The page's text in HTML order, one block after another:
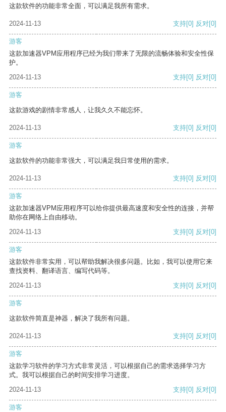
这款软件的功能非常全面，可以满足我所有需求。
2024-11-13 支持[0] 反对[0]
游客
这款加速器VPM应用程序已经为我们带来了无限的流畅体验和安全性保
护。
2024-11-13
支持[0] 反对[0]
游客
这款游戏的剧情非常感人，让我久久不能忘怀。
2024-11-13 支持[0] 反对[0]
游客
这款软件的功能非常强大，可以满足我日常使用的需求。
2024-11-13 支持[0] 反对[0]
游客
这款加速器VPM应用程序可以给你提供最高速度和安全性的连接，并帮
助你在网络上自由移动。
2024-11-13
支持[0] 反对[0]
游客
这款软件非常实用，可以帮助我解决很多问题。比如，我可以使用它来
查找资料、翻译语言、编写代码等。
2024-11-13
支持[0] 反对[0]
游客
这款软件简直是神器，解决了我所有问题。
2024-11-13 支持[0] 反对[0]
游客
这款学习软件的学习方式非常灵活，可以根据自己的需求选择学习方
式。我可以根据自己的时间安排学习进度。
2024-11-13
支持[0] 反对[0]
游客